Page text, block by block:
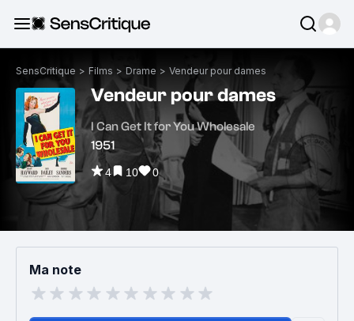
SensCritique > Films > Drame > Vendeur pour dames
Vendeur pour dames
I Can Get It for You Wholesale
1951
4 10 0
Ma note